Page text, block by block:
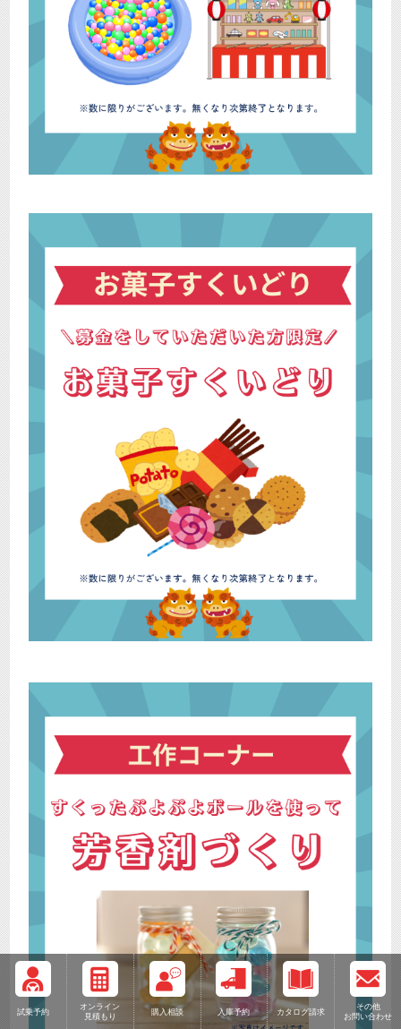
試乗予約
オンライン
見積もり
購入相談 入庫予約 カタログ請求
その他
お問い合わせ